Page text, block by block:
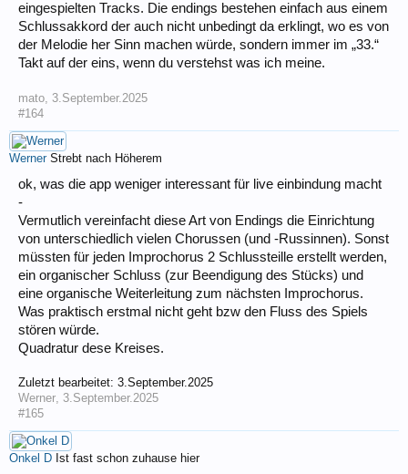
eingespielten Tracks. Die endings bestehen einfach aus einem
Schlussakkord der auch nicht unbedingt da erklingt, wo es von
der Melodie her Sinn machen würde, sondern immer im „33.“
Takt auf der eins, wenn du verstehst was ich meine.
mato, 3.September.2025
#164
Werner Strebt nach Höherem
ok, was die app weniger interessant für live einbindung macht
-
Vermutlich vereinfacht diese Art von Endings die Einrichtung
von unterschiedlich vielen Chorussen (und -Russinnen). Sonst
müssten für jeden Improchorus 2 Schlussteille erstellt werden,
ein organischer Schluss (zur Beendigung des Stücks) und
eine organische Weiterleitung zum nächsten Improchorus.
Was praktisch erstmal nicht geht bzw den Fluss des Spiels
stören würde.
Quadratur dese Kreises.
Zuletzt bearbeitet: 3.September.2025
Werner, 3.September.2025
#165
Onkel D Ist fast schon zuhause hier